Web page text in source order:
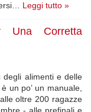
Leggi tutto »
Corretta
degli alimenti e delle
un po’ un manuale,
oltre 200 ragazze